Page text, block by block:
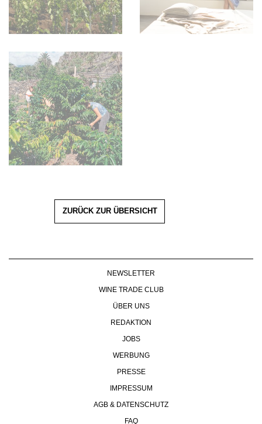
ZURÜCK ZUR ÜBERSICHT
NEWSLETTER
WINE TRADE CLUB
ÜBER UNS
REDAKTION
JOBS
WERBUNG
PRESSE
IMPRESSUM
AGB & DATENSCHUTZ
FAQ